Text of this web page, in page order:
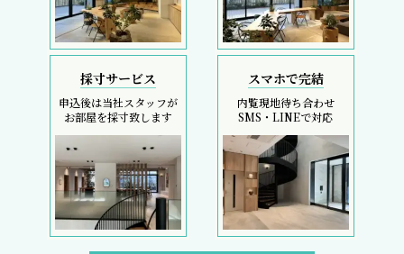
採寸サービス
申込後は当社スタッフが
お部屋を採寸致します
スマホで完結
内覧現地待ち合わせ
SMS・LINEで対応